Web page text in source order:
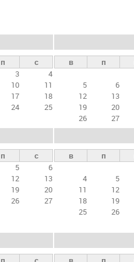
п
с
3
4
10
11
17
18
24
25
в п
5
6
12
13
19
20
26
27
п
с
5
6
12
13
19
20
26
27
в п
4
5
11
12
18
19
25
26